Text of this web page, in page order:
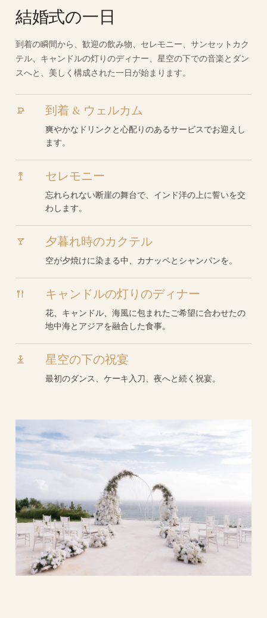
結婚式の一日
到着の瞬間から、歓迎の飲み物、セレモニー、サンセットカク
テル、キャンドルの灯りのディナー、星空の下での音楽とダン
スへと、美しく構成された一日が始まります。
到着 & ウェルカム
爽やかなドリンクと心配りのあるサービスでお迎えし
ます。
セレモニー
忘れられない断崖の舞台で、インド洋の上に誓いを交
わします。
夕暮れ時のカクテル
空が夕焼けに染まる中、カナッペとシャンパンを。
キャンドルの灯りのディナー
花、キャンドル、海風に包まれたご希望に合わせたの
地中海とアジアを融合した食事。
星空の下の祝宴
最初のダンス、ケーキ入刀、夜へと続く祝宴。